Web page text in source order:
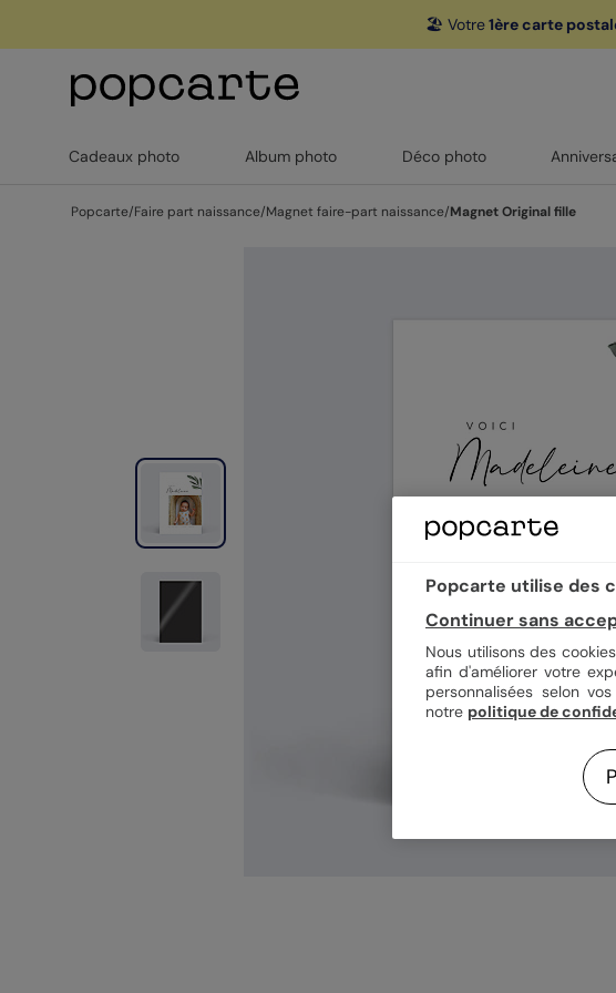
🏖️ Votre1ère carte
Cadeaux photo Album photo Déco photo
Popcarte/Faire part naissance/Magnet faire-part naissance/Magnet Original fille
Popcarte utilise des
Continuer sans
Nous utilisons des
afin d'améliorer votre
personnalisées selon
notre politique de